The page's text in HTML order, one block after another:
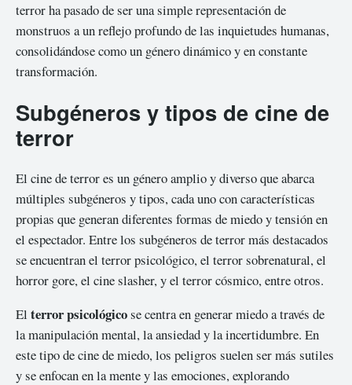
terror ha pasado de ser una simple representación de
monstruos a un reflejo profundo de las inquietudes humanas,
consolidándose como un género dinámico y en constante
transformación.
Subgéneros y tipos de cine de
terror
El cine de terror es un género amplio y diverso que abarca
múltiples subgéneros y tipos, cada uno con características
propias que generan diferentes formas de miedo y tensión en
el espectador. Entre los subgéneros de terror más destacados
se encuentran el terror psicológico, el terror sobrenatural, el
horror gore, el cine slasher, y el terror cósmico, entre otros.
El terror psicológicose centra en generar miedo a través de
la manipulación mental, la ansiedad y la incertidumbre. En
este tipo de cine de miedo, los peligros suelen ser más sutiles
y se enfocan en la mente y las emociones, explorando